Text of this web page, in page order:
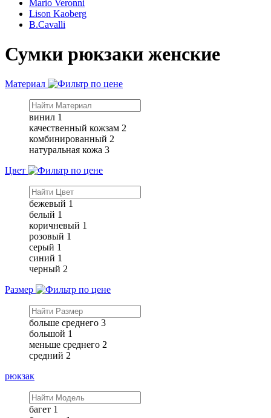
Mario Veronni
Lison Kaoberg
B.Cavalli
Сумки рюкзаки женские
Материал
винил 1
качественный кожзам 2
комбинированный 2
натуральная кожа 3
Цвет
бежевый 1
белый 1
коричневый 1
розовый 1
серый 1
синий 1
черный 2
Размер
больше среднего 3
большой 1
меньше среднего 2
средний 2
рюкзак
багет 1